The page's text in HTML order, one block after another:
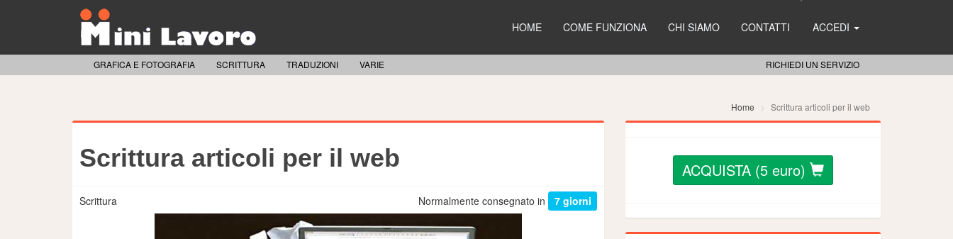
HOME COME FUNZIONA CHI SIAMO CONTATTI ACCEDI
GRAFICA E FOTOGRAFIA SCRITTURA TRADUZIONI VARIE RICHIEDI UN SERVIZIO
Home Scrittura articoli per il web
Scrittura articoli per il web
Scrittura Normalmente consegnato in 7 giorni
ACQUISTA (5 euro)